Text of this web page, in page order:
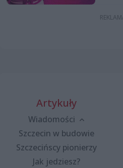
Artykuły
Wiadomości
Szczecin w budowie
Szczecińscy pionierzy
Jak jedziesz?